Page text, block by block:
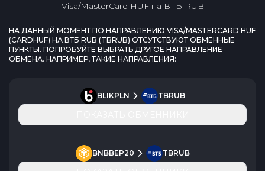
Visa/MasterCard HUFна ВТБ RUB
НА ДАННЫЙ МОМЕНТ ПО НАПРАВЛЕНИЮ VISA/MASTERCARD HUF
(CARDHUF) НА ВТБ RUB (TBRUB) ОТСУТСТВУЮТ ОБМЕННЫЕ
ПУНКТЫ. ПОПРОБУЙТЕ ВЫБРАТЬ ДРУГОЕ НАПРАВЛЕНИЕ
ОБМЕНА. НАПРИМЕР, ТАКИЕ НАПРАВЛЕНИЯ:
BLIKPLN TBRUB
BNBBEP20 TBRUB